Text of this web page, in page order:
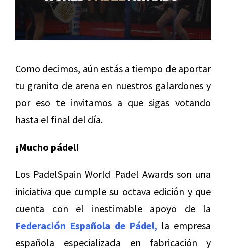
Como decimos, aún estás a tiempo de aportar
tu granito de arena en nuestros galardones y
por eso te invitamos a que sigas votando
hasta el final del día.
¡Mucho pádel!
Los PadelSpain World Padel Awards son una
iniciativa que cumple su octava edición y que
cuenta con el inestimable apoyo de la
Federación Española de Pádel, la empresa
española especializada en fabricación y